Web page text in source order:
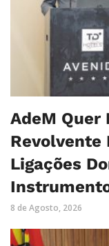
AdeM Quer
Revolvente
Ligações
8 de Agosto, 2026